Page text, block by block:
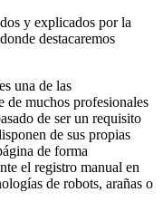
y explicados por la
destacaremos
una de las
de muchos profesionales
de ser un requisito
de sus propias
de forma
el registro manual en
de robots, arañas o